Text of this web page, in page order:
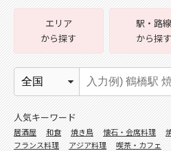
エリア
から探す
駅・路線
から探す
人気キーワード
居酒屋 和食 焼き鳥 懐石・会席料理
フランス料理
アジア料理 喫茶・カフェ